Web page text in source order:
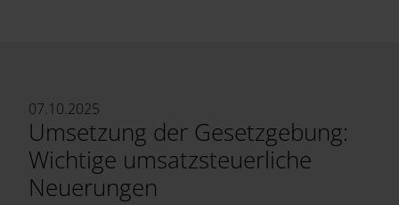
07.10.2025
Umsetzung der Gesetzgebung:
Wichtige umsatzsteuerliche
Neuerungen